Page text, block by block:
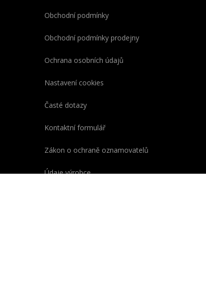
Obchodní podmínky
Obchodní podmínky prodejny
Ochrana osobních údajů
Nastavení cookies
Časté dotazy
Kontaktní formulář
Zákon o ochraně oznamovatelů
Údaje výrobce